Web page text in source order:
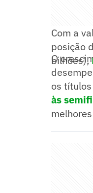
Com a
posição
bilhões),
O
os títulos
às